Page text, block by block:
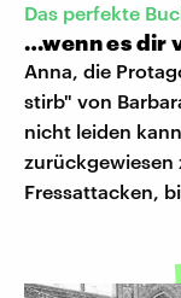
Das perfekte
…wenn es dir
Anna, die
stirb" von
nicht leiden
zurückgewiesen
Fressattacken,